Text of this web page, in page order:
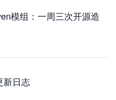
模组：一周三次开源造
新日志